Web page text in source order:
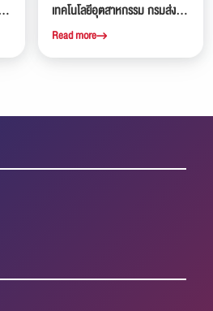
เทคโนโลยีอุตสาหกรรม กรมส่ง
เสริมอุตสาหกรรม ได้จัดอบรมเชิง
Read more